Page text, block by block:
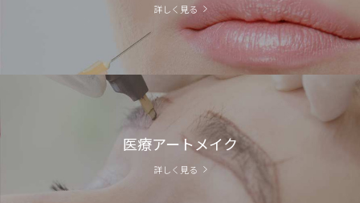
詳しく見る
医療アートメイク
詳しく見る